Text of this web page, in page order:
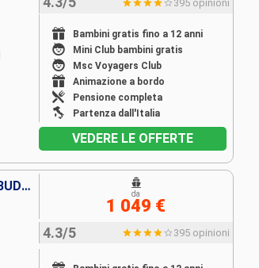
395 opinioni
Bambini gratis fino a 12 anni
Mini Club bambini gratis
Msc Voyagers Club
Animazione a bordo
Pensione completa
Partenza dall'Italia
VEDERE LE OFFERTE
FRANCIA, SPAGNA, MAROCCO, ANTIGUA E BARBUDA, SAINT MARTIN, SAN CRISTOFORO E NEVIS, REPUBBLICA DOMINICANA, BARBADOS, MARTINICA
4.3/5 395 opinioni
da
1 049 €